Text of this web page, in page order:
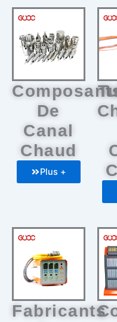
De
Canal
Chaud
Plus +
Fabricants